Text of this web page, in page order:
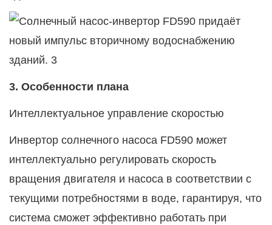
3. Особенности плана
Интеллектуальное управление скоростью
Инвертор солнечного насоса FD590 может
интеллектуально регулировать скорость
вращения двигателя и насоса в соответствии с
текущими потребностями в воде, гарантируя, что
система сможет эффективно работать при